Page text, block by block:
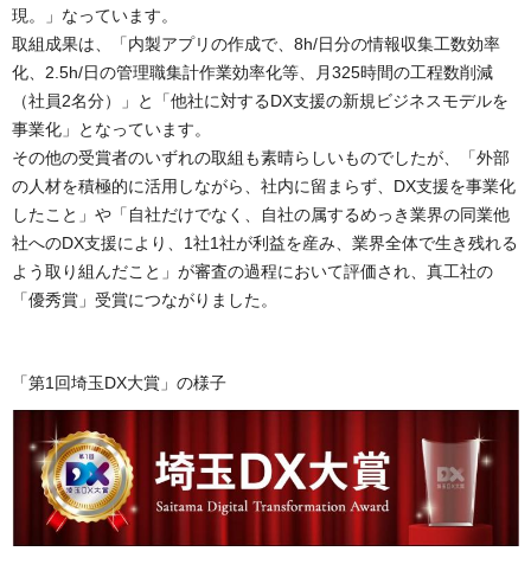
現。」なっています。
取組成果は、「内製アプリの作成で、8h/日分の情報収集工数効率
化、2.5h/日の管理職集計作業効率化等、月325時間の工程数削減
（社員2名分）」と「他社に対するDX支援の新規ビジネスモデルを
事業化」となっています。
その他の受賞者のいずれの取組も素晴らしいものでしたが、「外部
の人材を積極的に活用しながら、社内に留まらず、DX支援を事業化
したこと」や「自社だけでなく、自社の属するめっき業界の同業他
社へのDX支援により、1社1社が利益を産み、業界全体で生き残れる
よう取り組んだこと」が審査の過程において評価され、真工社の
「優秀賞」受賞につながりました。
「第1回埼玉DX大賞」の様子